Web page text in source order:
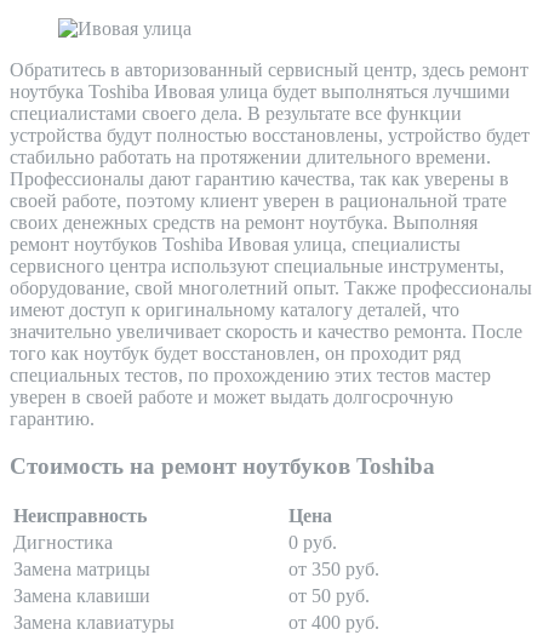
Обратитесь в авторизованный сервисный центр, здесь ремонт
ноутбука Toshiba Ивовая улица будет выполняться лучшими
специалистами своего дела. В результате все функции
устройства будут полностью восстановлены, устройство будет
стабильно работать на протяжении длительного времени.
Профессионалы дают гарантию качества, так как уверены в
своей работе, поэтому клиент уверен в рациональной трате
своих денежных средств на ремонт ноутбука. Выполняя
ремонт ноутбуков Toshiba Ивовая улица, специалисты
сервисного центра используют специальные инструменты,
оборудование, свой многолетний опыт. Также профессионалы
имеют доступ к оригинальному каталогу деталей, что
значительно увеличивает скорость и качество ремонта. После
того как ноутбук будет восстановлен, он проходит ряд
специальных тестов, по прохождению этих тестов мастер
уверен в своей работе и может выдать долгосрочную
гарантию.
Стоимость на ремонт ноутбуков Toshiba
Неисправность
Цена
Дигностика
0 руб.
Замена матрицы
от 350 руб.
Замена клавиши
от 50 руб.
Замена клавиатуры
от 400 руб.